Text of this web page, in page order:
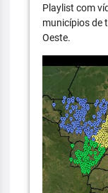
Playlist com
municípios de
Oeste.